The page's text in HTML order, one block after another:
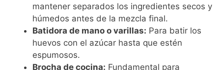
mantener separados los ingredientes secos y
húmedos antes de la mezcla final.
Batidora de mano o varillas: Para batir los
huevos con el azúcar hasta que estén
espumosos.
Brocha de cocina: Fundamental para